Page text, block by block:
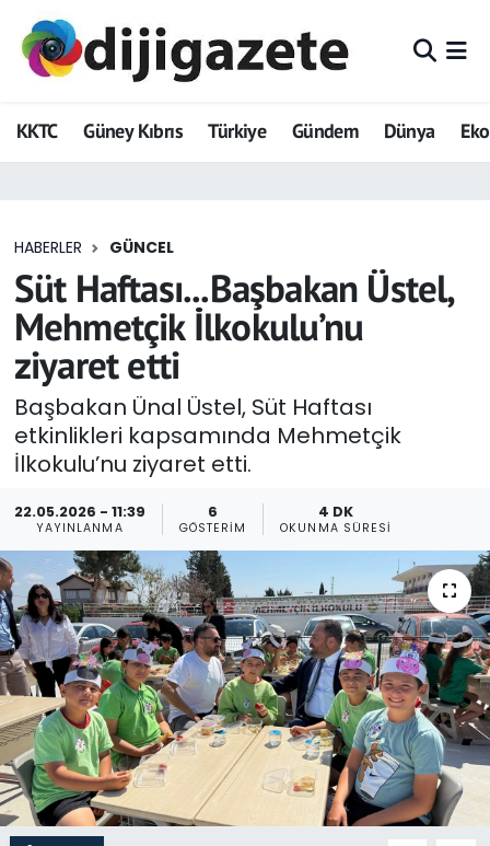
KKTC Güney Kıbrıs Türkiye Gündem Dünya
HABERLER GÜNCEL
Süt Haftası...Başbakan Üstel,
Mehmetçik İlkokulu’nu
ziyaret etti
Başbakan Ünal Üstel, Süt Haftası
etkinlikleri kapsamında Mehmetçik
İlkokulu’nu ziyaret etti.
22.05.2026 - 11:39
YAYINLANMA
6
GÖSTERIM
4 DK
OKUNMA SÜRESI
ADVERTORIAL
Dijigazete
Eğitim
Ekonomi
Foto Galeri
GEZİ
Güncel
Gündem
KKTC
KKTC YEREL SEÇİM 2018
Kültür Sanat
Magazin
Moda
Hava Durumu
Trafik Durumu
Tüm Manşetler
Son Dakika Haberleri
Haber Arşivi